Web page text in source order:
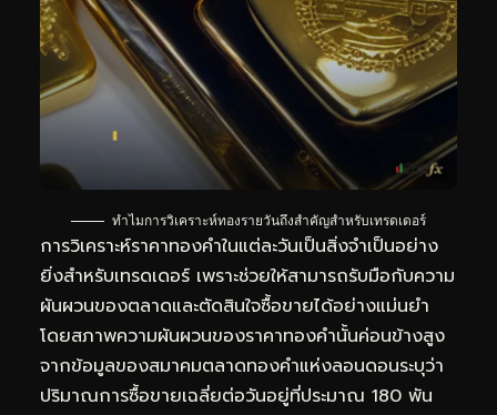
ทำไมการวิเคราะห์ทองรายวันถึงสำคัญสำหรับเทรดเดอร์
การวิเคราะห์ราคาทองคำในแต่ละวันเป็นสิ่งจำเป็นอย่าง
ยิ่งสำหรับเทรดเดอร์ เพราะช่วยให้สามารถรับมือกับความ
ผันผวนของตลาดและตัดสินใจซื้อขายได้อย่างแม่นยำ
โดยสภาพความผันผวนของราคาทองคำนั้นค่อนข้างสูง
จากข้อมูลของสมาคมตลาดทองคำแห่งลอนดอนระบุว่า
ปริมาณการซื้อขายเฉลี่ยต่อวันอยู่ที่ประมาณ 180 พัน